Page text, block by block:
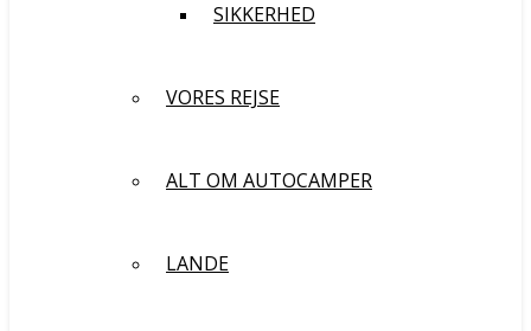
SIKKERHED
VORES REJSE
ALT OM AUTOCAMPER
LANDE